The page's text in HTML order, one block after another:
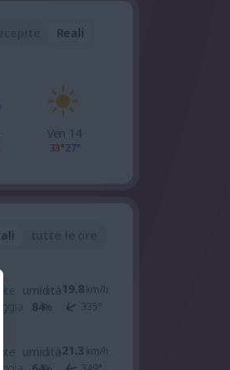
Reali
Ven 14
33°27°
umidità
84%
19.8km/h
335°
umidità21.3 km/h